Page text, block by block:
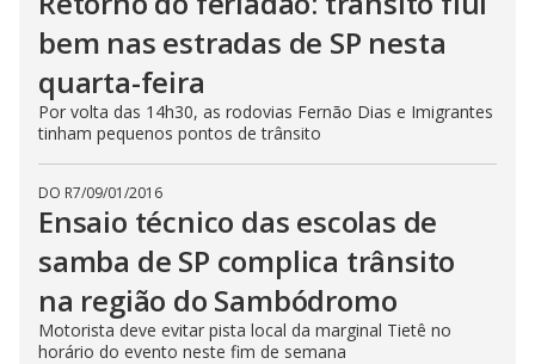
bem nas estradas de SP nesta
quarta-feira
Por volta das 14h30, as rodovias Fernão Dias e Imigrantes
tinham pequenos pontos de trânsito
DO R7/09/01/2016
Ensaio técnico das escolas de
samba de SP complica trânsito
na região do Sambódromo
Motorista deve evitar pista local da marginal Tietê no
horário do evento neste fim de semana